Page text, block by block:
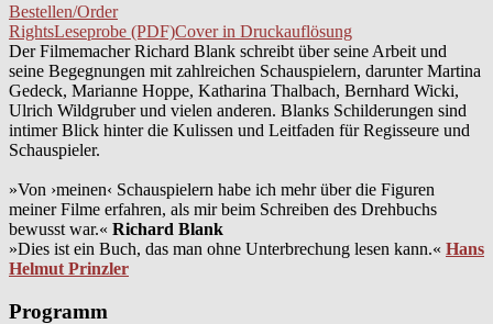
Bestellen/Order
RightsLeseprobe (PDF)Cover in Druckauflösung
Der Filmemacher Richard Blank schreibt über seine Arbeit und
seine Begegnungen mit zahlreichen Schauspielern, darunter Martina
Gedeck, Marianne Hoppe, Katharina Thalbach, Bernhard Wicki,
Ulrich Wildgruber und vielen anderen. Blanks Schilderungen sind
intimer Blick hinter die Kulissen und Leitfaden für Regisseure und
Schauspieler.
»Von ›meinen‹ Schauspielern habe ich mehr über die Figuren
meiner Filme erfahren, als mir beim Schreiben des Drehbuchs
bewusst war.« Richard Blank
»Dies ist ein Buch, das man ohne Unterbrechung lesen kann.« Hans
Helmut Prinzler
Programm